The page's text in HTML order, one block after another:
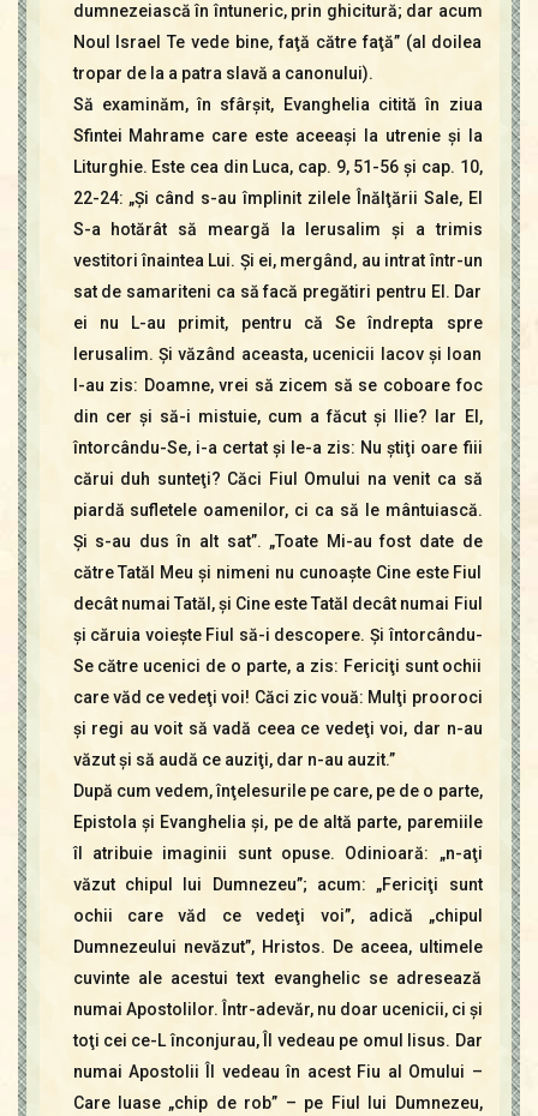
dumnezeiască în întuneric, prin ghicitură; dar acum
Noul Israel Te vede bine, faţă către faţă” (al doilea
tropar de la a patra slavă a canonului).
Să examinăm, în sfârşit, Evanghelia citită în ziua
Sfintei Mahrame care este aceeaşi la utrenie şi la
Liturghie. Este cea din Luca, cap. 9, 51-56 şi cap. 10,
22-24: „Şi când s-au împlinit zilele Înălţării Sale, El
S-a hotărât să meargă la Ierusalim şi a trimis
vestitori înaintea Lui. Şi ei, mergând, au intrat într-un
sat de samariteni ca să facă pregătiri pentru El. Dar
ei nu L-au primit, pentru că Se îndrepta spre
Ierusalim. Şi văzând aceasta, ucenicii Iacov şi Ioan
I-au zis: Doamne, vrei să zicem să se coboare foc
din cer şi să-i mistuie, cum a făcut şi Ilie? Iar El,
întorcându-Se, i-a certat şi le-a zis: Nu ştiţi oare fiii
cărui duh sunteţi? Căci Fiul Omului na venit ca să
piardă sufletele oamenilor, ci ca să le mântuiască.
Şi s-au dus în alt sat”. „Toate Mi-au fost date de
către Tatăl Meu şi nimeni nu cunoaşte Cine este Fiul
decât numai Tatăl, şi Cine este Tatăl decât numai Fiul
şi căruia voieşte Fiul să-i descopere. Şi întorcându-
Se către ucenici de o parte, a zis: Fericiţi sunt ochii
care văd ce vedeţi voi! Căci zic vouă: Mulţi prooroci
şi regi au voit să vadă ceea ce vedeţi voi, dar n-au
văzut şi să audă ce auziţi, dar n-au auzit.”
După cum vedem, înţelesurile pe care, pe de o parte,
Epistola şi Evanghelia şi, pe de altă parte, paremiile
îl atribuie imaginii sunt opuse. Odinioară: „n-aţi
văzut chipul lui Dumnezeu”; acum: „Fericiţi sunt
ochii care văd ce vedeţi voi”, adică „chipul
Dumnezeului nevăzut”, Hristos. De aceea, ultimele
cuvinte ale acestui text evanghelic se adresează
numai Apostolilor. Într-adevăr, nu doar ucenicii, ci şi
toţi cei ce-L înconjurau, Îl vedeau pe omul Iisus. Dar
numai Apostolii Îl vedeau în acest Fiu al Omului –
Care luase „chip de rob” – pe Fiul lui Dumnezeu,